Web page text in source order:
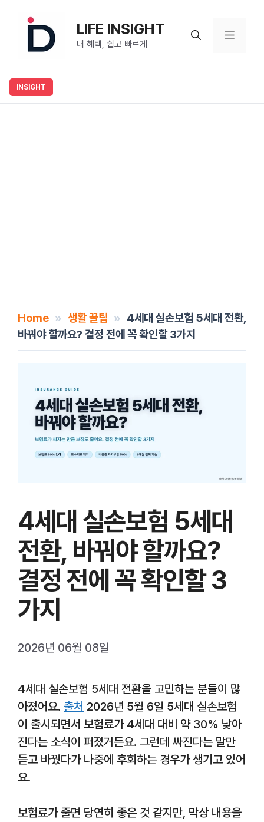
LIFE INSIGHT
내 혜택, 쉽고 빠르게
메
뉴
Home » 생활 꿀팁 » 4세대 실손보험 5세대 전환,
바꿔야 할까요? 결정 전에 꼭 확인할 3가지
4세대 실손보험 5세대
전환, 바꿔야 할까요?
결정 전에 꼭 확인할 3
가지
2026년 06월 08일
4세대 실손보험 5세대 전환을 고민하는 분들이 많
아졌어요. 출처 2026년 5월 6일 5세대 실손보험
이 출시되면서 보험료가 4세대 대비 약 30% 낮아
진다는 소식이 퍼졌거든요. 그런데 싸진다는 말만
듣고 바꿨다가 나중에 후회하는 경우가 생기고 있어
요.
보험료가 줄면 당연히 좋은 것 같지만, 막상 내용을